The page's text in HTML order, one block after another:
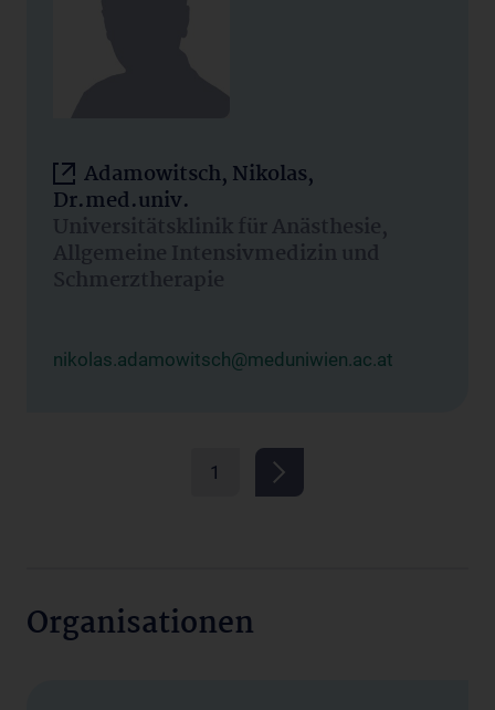
Adamowitsch, Nikolas,
Dr.med.univ.
Universitätsklinik für Anästhesie,
Allgemeine Intensivmedizin und
Schmerztherapie
nikolas.adamowitsch@meduniwien.ac.at
1
Organisationen